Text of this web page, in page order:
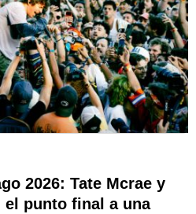
2026: Tate Mcrae y
el punto final a una